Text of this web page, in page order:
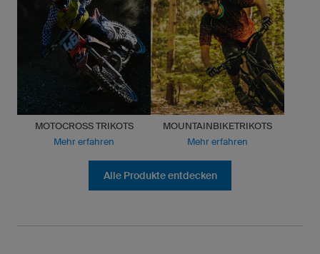
MOTOCROSS TRIKOTS
Mehr erfahren
MOUNTAINBIKETRIKOTS
Mehr erfahren
Alle Produkte entdecken